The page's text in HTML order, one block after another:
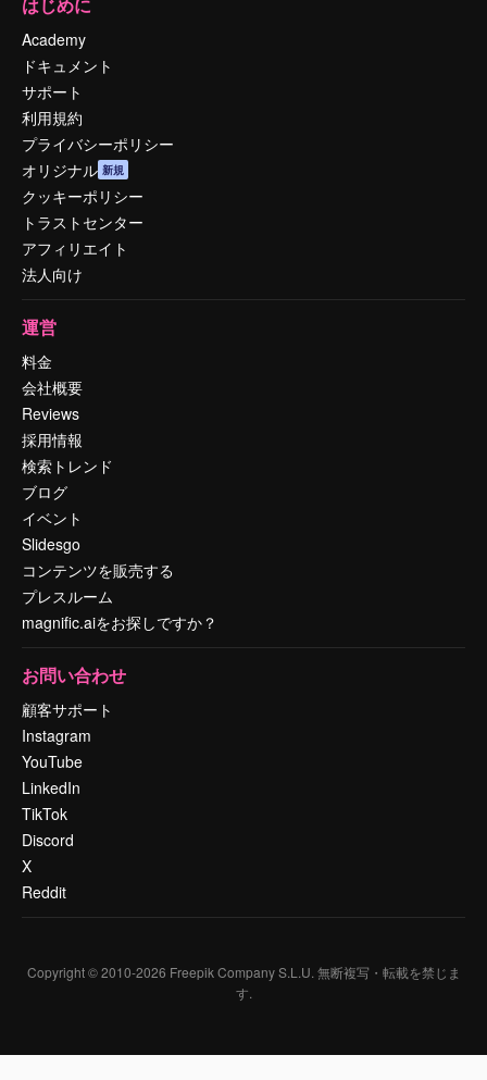
Academy
ドキュメント
サポート
利用規約
プライバシーポリシー
オリジナル 新規
クッキーポリシー
トラストセンター
アフィリエイト
法人向け
運営
料金
会社概要
Reviews
採用情報
検索トレンド
ブログ
イベント
Slidesgo
コンテンツを販売する
プレスルーム
magnific.aiをお探しですか？
お問い合わせ
顧客サポート
Instagram
YouTube
LinkedIn
TikTok
Discord
X
Reddit
Copyright © 2010-2026 Freepik Company S.L.U. 無断複写・転載を禁じま
す.